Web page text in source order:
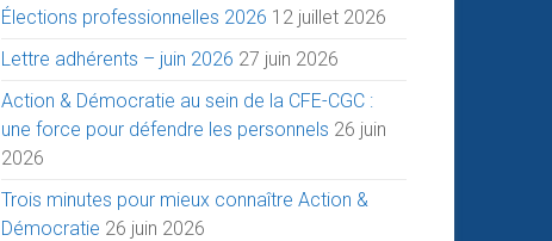
Élections professionnelles 2026 12 juillet 2026
Lettre adhérents – juin 2026 27 juin 2026
Action & Démocratie au sein de la CFE-CGC :
une force pour défendre les personnels 26 juin
2026
Trois minutes pour mieux connaître Action &
Démocratie 26 juin 2026